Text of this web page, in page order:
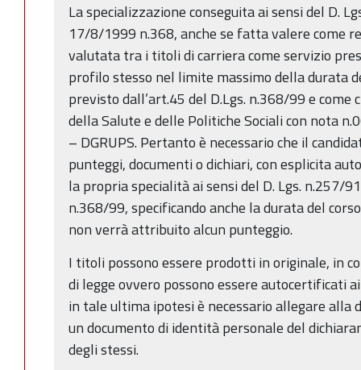
La specializzazione conseguita ai sensi del D.
17/8/1999 n.368, anche se fatta valere come
valutata tra i titoli di carriera come servizio
profilo stesso nel limite massimo della durata
previsto dall’art.45 del D.Lgs. n.368/99 e
della Salute e delle Politiche Sociali con nota
– DGRUPS. Pertanto è necessario che il
punteggi, documenti o dichiari, con esplicita
la propria specialità ai sensi del D. Lgs. n.257/
n.368/99, specificando anche la durata del
non verrà attribuito alcun punteggio.
I titoli possono essere prodotti in originale, in
di legge ovvero possono essere autocertificati
in tale ultima ipotesi è necessario allegare alla
un documento di identità personale del
degli stessi.